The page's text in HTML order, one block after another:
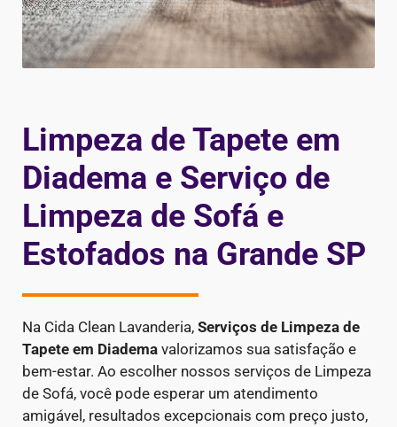
Limpeza de Tapete em
Diadema e Serviço de
Limpeza de Sofá e
Estofados na Grande SP
Na Cida Clean Lavanderia, Serviços de Limpeza de
Tapete em Diadema valorizamos sua satisfação e
bem-estar. Ao escolher nossos serviços de Limpeza
de Sofá, você pode esperar um atendimento
amigável, resultados excepcionais com preço justo,